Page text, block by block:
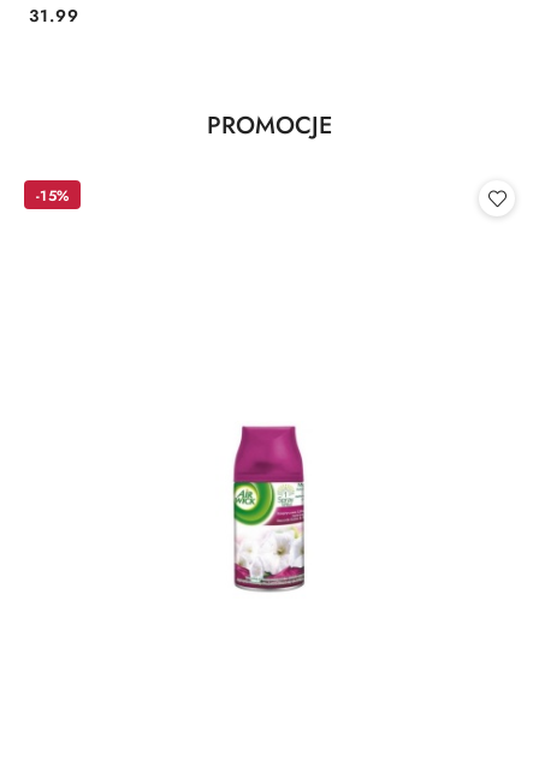
prań (Niemcy)
Cena:
31.99
Pomiń karuzelę produktów
Produkty
PROMOCJE
-15%